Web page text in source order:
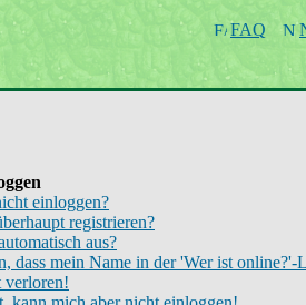
FAQ
einloggen?
registrieren?
aus?
dass mein Name in der 'Wer ist online?'-
verloren!